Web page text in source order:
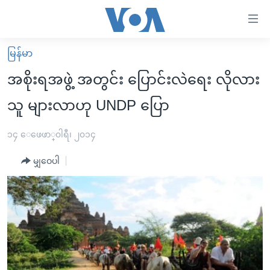
လွယ်ကူ
စေ
Link
များ
အကြောင်းအရာ
သို့
ကျော်
ကြည့်
ရန်
ပင်မ
မူလစာမျက်နှာ
မြန်မာ
ကမ္ဘာ့သတင်းများ
အစ္စရေး-ပါလက်စတိုင်း
ရပ်ဝန်းတခု လမ်းတခု အလွန်
အင်္ဂလိပ်စာလေ့လာမယ်
အမေရိကန်သုံးအီဒီယံ
မကြေးမုံရဲ့ အင်္ဂလိပ်စာ
ရုပ်ရှင်ထဲက အင်္ဂလိပ်စာ
အပတ်စဉ်ကဏ္ဍများ
ရေဒီယို
တီဗွီ
ရေဒီယိုနှင့်ရုပ်သံ အချက်အလက်များ
ရေဒီယို/တီဗွီအစီအစဉ်
မြန်မာ
အစိုးရအဖွဲ့ အတွင်း ပြောင်းလဲရေး လိုလား
သူ များလာဟု UNDP ပြော
၁၄ ေဖေဖာ္၀ါရီ၊ ၂၀၁၄
မျှဝေပါ